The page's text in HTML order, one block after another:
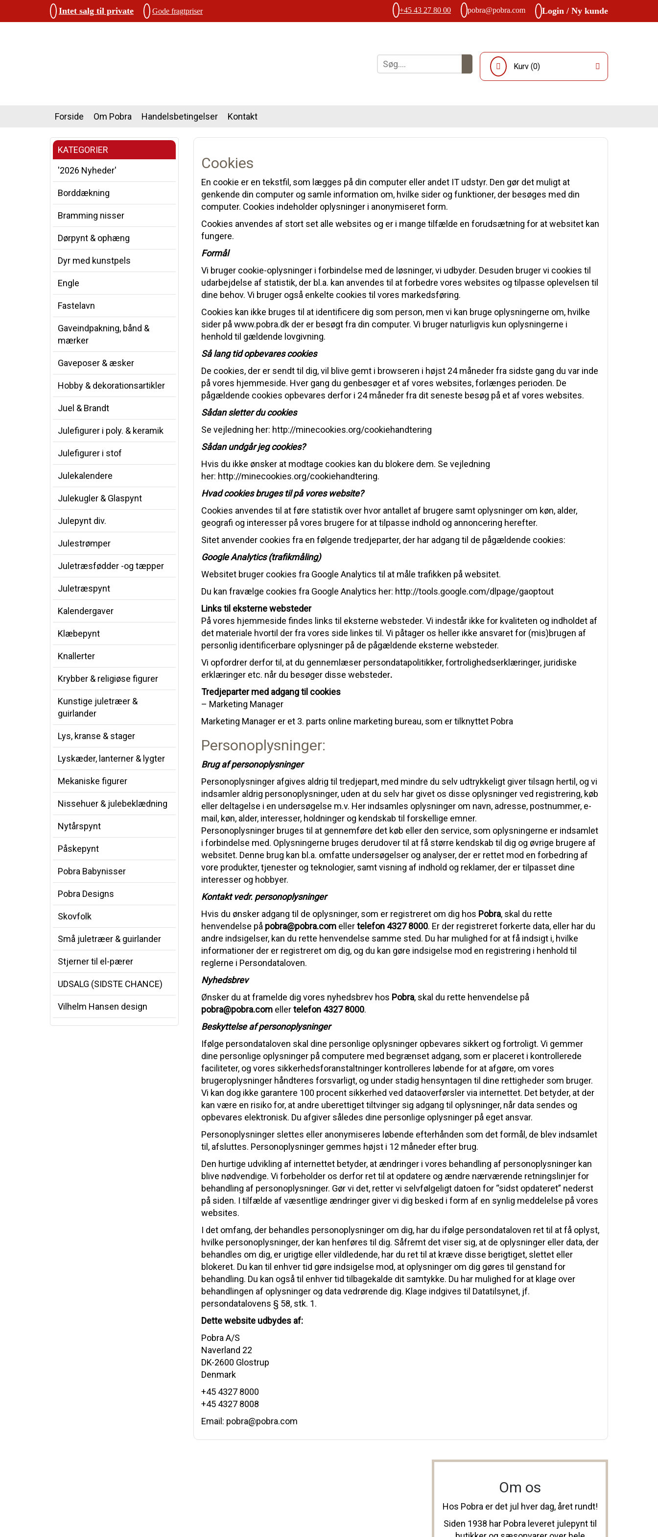
Intet salg til private Gode fragtpriser +45 43 27 80 00 pobra@pobra.com Login / Ny kunde
Kurv (0)
Forside Om Pobra Handelsbetingelser Kontakt
KATEGORIER
'2026 Nyheder'
Borddækning
Bramming nisser
Dørpynt & ophæng
Dyr med kunstpels
Engle
Fastelavn
Gaveindpakning, bånd &
mærker
Gaveposer & æsker
Hobby & dekorationsartikler
Juel & Brandt
Julefigurer i poly. & keramik
Julefigurer i stof
Julekalendere
Julekugler & Glaspynt
Julepynt div.
Julestrømper
Juletræsfødder -og tæpper
Juletræspynt
Kalendergaver
Klæbepynt
Knallerter
Krybber & religiøse figurer
Kunstige juletræer &
guirlander
Lys, kranse & stager
Lyskæder, lanterner & lygter
Mekaniske figurer
Nissehuer & julebeklædning
Nytårspynt
Påskepynt
Pobra Babynisser
Pobra Designs
Skovfolk
Små juletræer & guirlander
Stjerner til el-pærer
UDSALG (SIDSTE CHANCE)
Vilhelm Hansen design
Cookies
En cookie er en tekstfil, som lægges på din computer eller andet IT udstyr. Den gør det muligt at
genkende din computer og samle information om, hvilke sider og funktioner, der besøges med din
computer. Cookies indeholder oplysninger i anonymiseret form.
Cookies anvendes af stort set alle websites og er i mange tilfælde en forudsætning for at websitet kan
fungere.
Formål
Vi bruger cookie-oplysninger i forbindelse med de løsninger, vi udbyder. Desuden bruger vi cookies til
udarbejdelse af statistik, der bl.a. kan anvendes til at forbedre vores websites og tilpasse oplevelsen til
dine behov. Vi bruger også enkelte cookies til vores markedsføring.
Cookies kan ikke bruges til at identificere dig som person, men vi kan bruge oplysningerne om, hvilke
sider på www.pobra.dk der er besøgt fra din computer. Vi bruger naturligvis kun oplysningerne i
henhold til gældende lovgivning.
Så lang tid opbevares cookies
De cookies, der er sendt til dig, vil blive gemt i browseren i højst 24 måneder fra sidste gang du var inde
på vores hjemmeside. Hver gang du genbesøger et af vores websites, forlænges perioden. De
pågældende cookies opbevares derfor i 24 måneder fra dit seneste besøg på et af vores websites.
Sådan sletter du cookies
Se vejledning her: http://minecookies.org/cookiehandtering
Sådan undgår jeg cookies?
Hvis du ikke ønsker at modtage cookies kan du blokere dem. Se vejledning
her: http://minecookies.org/cookiehandtering.
Hvad cookies bruges til på vores website?
Cookies anvendes til at føre statistik over hvor antallet af brugere samt oplysninger om køn, alder,
geografi og interesser på vores brugere for at tilpasse indhold og annoncering herefter.
Sitet anvender cookies fra en følgende tredjeparter, der har adgang til de pågældende cookies:
Google Analytics (trafikmåling)
Websitet bruger cookies fra Google Analytics til at måle trafikken på websitet.
Du kan fravælge cookies fra Google Analytics her: http://tools.google.com/dlpage/gaoptout
Links til eksterne websteder
På vores hjemmeside findes links til eksterne websteder. Vi indestår ikke for kvaliteten og indholdet af
det materiale hvortil der fra vores side linkes til. Vi påtager os heller ikke ansvaret for (mis)brugen af
personlig identificerbare oplysninger på de pågældende eksterne websteder.
Vi opfordrer derfor til, at du gennemlæser persondatapolitikker, fortrolighedserklæringer, juridiske
erklæringer etc. når du besøger disse websteder.
Tredjeparter med adgang til cookies
– Marketing Manager
Marketing Manager er et 3. parts online marketing bureau, som er tilknyttet Pobra
Personoplysninger:
Brug af personoplysninger
Personoplysninger afgives aldrig til tredjepart, med mindre du selv udtrykkeligt giver tilsagn hertil, og vi
indsamler aldrig personoplysninger, uden at du selv har givet os disse oplysninger ved registrering, køb
eller deltagelse i en undersøgelse m.v. Her indsamles oplysninger om navn, adresse, postnummer, e-
mail, køn, alder, interesser, holdninger og kendskab til forskellige emner.
Personoplysninger bruges til at gennemføre det køb eller den service, som oplysningerne er indsamlet
i forbindelse med. Oplysningerne bruges derudover til at få større kendskab til dig og øvrige brugere af
websitet. Denne brug kan bl.a. omfatte undersøgelser og analyser, der er rettet mod en forbedring af
vore produkter, tjenester og teknologier, samt visning af indhold og reklamer, der er tilpasset dine
interesser og hobbyer.
Kontakt vedr. personoplysninger
Hvis du ønsker adgang til de oplysninger, som er registreret om dig hos Pobra, skal du rette
henvendelse på pobra@pobra.comellertelefon 4327 8000. Er der registreret forkerte data, eller har du
andre indsigelser, kan du rette henvendelse samme sted. Du har mulighed for at få indsigt i, hvilke
informationer der er registreret om dig, og du kan gøre indsigelse mod en registrering i henhold til
reglerne i Persondataloven.
Nyhedsbrev
Ønsker du at framelde dig vores nyhedsbrev hos Pobra, skal du rette henvendelse på
pobra@pobra.comellertelefon 4327 8000.
Beskyttelse af personoplysninger
Ifølge persondataloven skal dine personlige oplysninger opbevares sikkert og fortroligt. Vi gemmer
dine personlige oplysninger på computere med begrænset adgang, som er placeret i kontrollerede
faciliteter, og vores sikkerhedsforanstaltninger kontrolleres løbende for at afgøre, om vores
brugeroplysninger håndteres forsvarligt, og under stadig hensyntagen til dine rettigheder som bruger.
Vi kan dog ikke garantere 100 procent sikkerhed ved dataoverførsler via internettet. Det betyder, at der
kan være en risiko for, at andre uberettiget tiltvinger sig adgang til oplysninger, når data sendes og
opbevares elektronisk. Du afgiver således dine personlige oplysninger på eget ansvar.
Personoplysninger slettes eller anonymiseres løbende efterhånden som det formål, de blev indsamlet
til, afsluttes. Personoplysninger gemmes højst i 12 måneder efter brug.
Den hurtige udvikling af internettet betyder, at ændringer i vores behandling af personoplysninger kan
blive nødvendige. Vi forbeholder os derfor ret til at opdatere og ændre nærværende retningslinjer for
behandling af personoplysninger. Gør vi det, retter vi selvfølgeligt datoen for “sidst opdateret” nederst
på siden. I tilfælde af væsentlige ændringer giver vi dig besked i form af en synlig meddelelse på vores
websites.
I det omfang, der behandles personoplysninger om dig, har du ifølge persondataloven ret til at få oplyst,
hvilke personoplysninger, der kan henføres til dig. Såfremt det viser sig, at de oplysninger eller data, der
behandles om dig, er urigtige eller vildledende, har du ret til at kræve disse berigtiget, slettet eller
blokeret. Du kan til enhver tid gøre indsigelse mod, at oplysninger om dig gøres til genstand for
behandling. Du kan også til enhver tid tilbagekalde dit samtykke. Du har mulighed for at klage over
behandlingen af oplysninger og data vedrørende dig. Klage indgives til Datatilsynet, jf.
persondatalovens § 58, stk. 1.
Dette website udbydes af:
Pobra A/S
Naverland 22
DK-2600 Glostrup
Denmark
+45 4327 8000
+45 4327 8008
Email: pobra@pobra.com
Om os
Hos Pobra er det jul hver dag, året rundt!
Siden 1938 har Pobra leveret julepynt til